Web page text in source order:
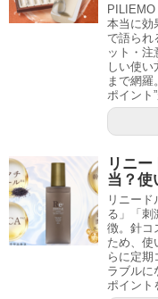
本当に効
で語られ
ット・注
しい使
まで網
ポイント
リニ
当？使
リニー
る」「刺
徴。針コ
ため、使
らに定期
ラブルに
ポイント